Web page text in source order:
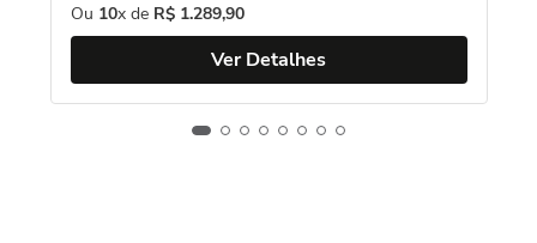
Ou 10x de R$ 1.289,90
Ver Detalhes